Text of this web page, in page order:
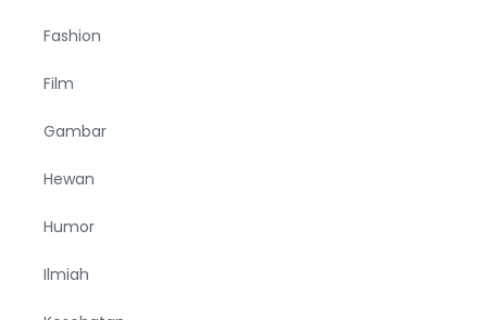
Fashion
Film
Gambar
Hewan
Humor
Ilmiah